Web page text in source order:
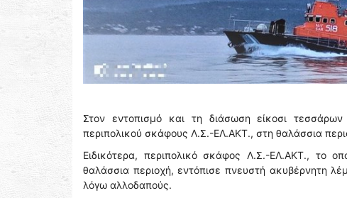
Στον εντοπισμό και τη διάσωση είκοσι
περιπολικού σκάφους Λ.Σ.-ΕΛ.ΑΚΤ., στη θαλάσσια
Ειδικότερα, περιπολικό σκάφος Λ.Σ.-ΕΛ.ΑΚΤ., το
θαλάσσια περιοχή, εντόπισε πνευστή ακυβέρνητη
λόγω αλλοδαπούς.